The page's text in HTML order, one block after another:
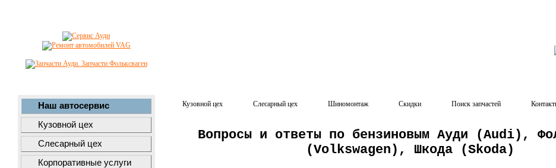
Наш автосервис
Кузовной цех
Слесарный цех
Корпоративные услуги
Кузовной цех Слесарный цех Шиномонтаж Скидки Поиск запчастей
Вопросы и ответы по бензиновым Ауди (Audi),
(Volkswagen), Шкода (Skoda)